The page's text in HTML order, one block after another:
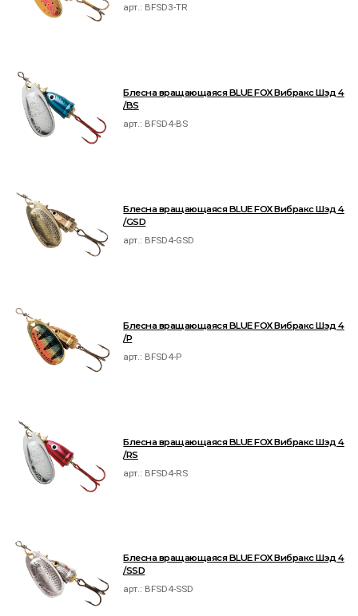
арт.: BFSD3-TR
Блесна вращающаяся BLUE FOX Вибракс Шэд 4
/BS
арт.: BFSD4-BS
Блесна вращающаяся BLUE FOX Вибракс Шэд 4
/GSD
арт.: BFSD4-GSD
Блесна вращающаяся BLUE FOX Вибракс Шэд 4
/P
арт.: BFSD4-P
Блесна вращающаяся BLUE FOX Вибракс Шэд 4
/RS
арт.: BFSD4-RS
Блесна вращающаяся BLUE FOX Вибракс Шэд 4
/SSD
арт.: BFSD4-SSD